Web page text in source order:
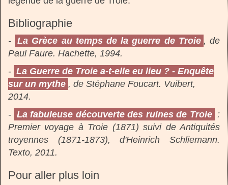
Bibliographie
- La Grèce au temps de la guerre de Troie , de
Paul Faure. Hachette, 1994.
- La Guerre de Troie a-t-elle eu lieu ? - Enquête
sur un mythe , de Stéphane Foucart. Vuibert,
2014.
- La fabuleuse découverte des ruines de Troie :
Premier voyage à Troie (1871) suivi de Antiquités
troyennes (1871-1873), d'Heinrich Schliemann.
Texto, 2011.
Pour aller plus loin